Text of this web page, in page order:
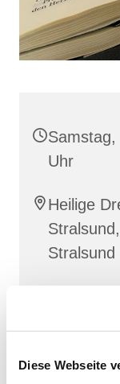
Diese Webseite
Uhr
Heilige
Stralsund
Lesehore
und